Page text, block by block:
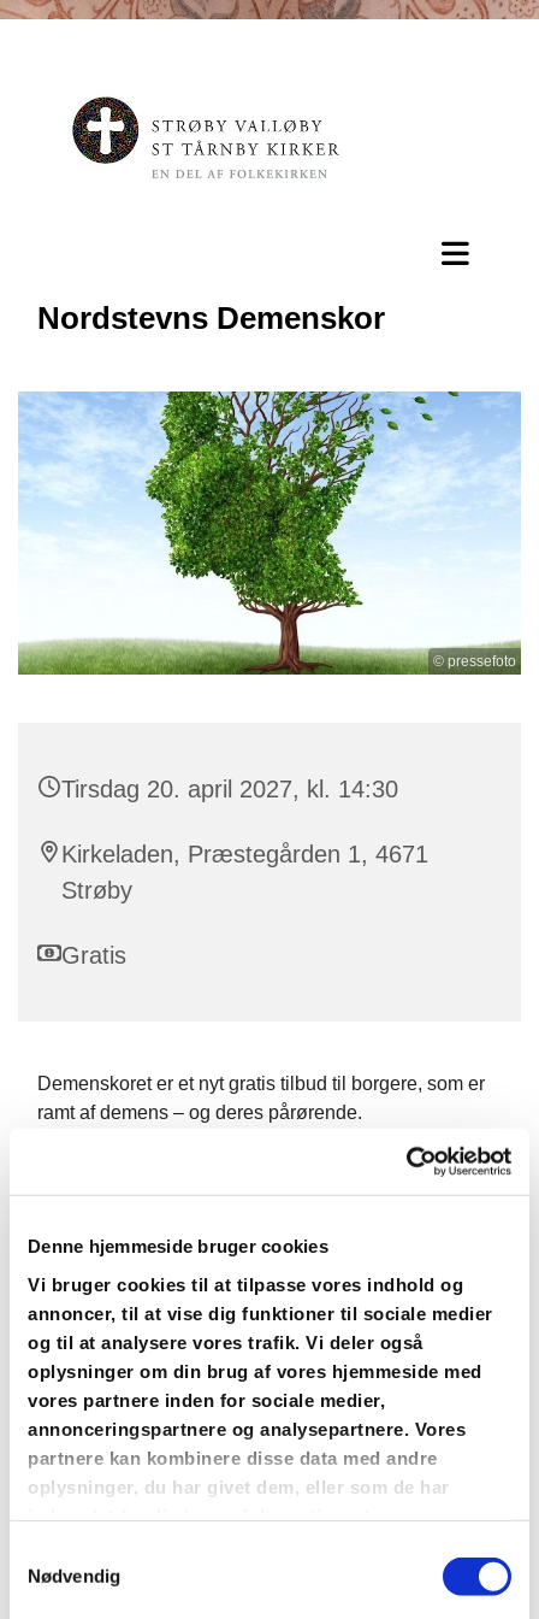
Denne hjemmeside bruger cookies
Vi bruger cookies til at tilpasse vores indhold og
annoncer, til at vise dig funktioner til sociale medier
og til at analysere vores trafik. Vi deler også
oplysninger om din brug af vores hjemmeside med
vores partnere inden for sociale medier,
annonceringspartnere og analysepartnere. Vores
partnere kan kombinere disse data med andre
oplysninger, du har givet dem, eller som de har
Nødvendig
Nordstevns Demenskor
© pressefoto
Tirsdag 20. april 2027, kl. 14:30
Kirkeladen, Præstegården 1, 4671
Strøby
Gratis
Demenskoret er et nyt gratis tilbud til borgere, som er
ramt af demens – og deres pårørende.
Det foregår i Kirkeladen (den gule bygning bagved
Strøby Kirke) hver tirsdag kl. 14.30 til 16.00.
Man sørger selv for transport til og fra Kirkeladen.
Vi synger i den første time – og afslutter med kaffe/the,
kage og frugt.
I vil få en fast plads hver gang med navneskilt – samt
få udleveret en sangmappe med en masse skønne
Kirkeladen.